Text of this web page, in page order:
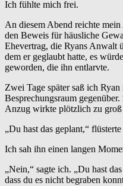
Ich fühlte mich frei.
An diesem Abend reichte
den Beweis für häusliche
Ehevertrag, die Ryans Anwalt
dem er geglaubt hatte, es
geworden, die ihn entlarvte.
Zwei Tage später saß ich
Besprechungsraum
Anzug wirkte plötzlich zu
„Du hast das geplant,“ flüsterte
Ich sah ihn einen langen
„Nein,“ sagte ich. „Du hast
dass du es nicht begraben